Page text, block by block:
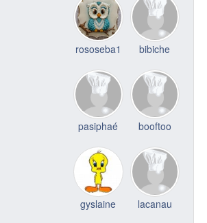
rososeba1 bibiche
pasiphaé booftoo
gyslaine lacanau